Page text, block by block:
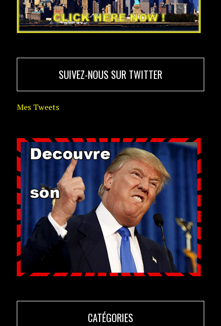
SUIVEZ-NOUS SUR TWITTER
Mes Tweets
CATÉGORIES